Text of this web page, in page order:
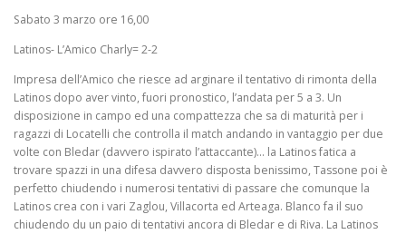
Sabato 3 marzo ore 16,00
Latinos- L’Amico Charly= 2-2
Impresa dell’Amico che riesce ad arginare il tentativo di rimonta della
Latinos dopo aver vinto, fuori pronostico, l’andata per 5 a 3. Un
disposizione in campo ed una compattezza che sa di maturità per i
ragazzi di Locatelli che controlla il match andando in vantaggio per due
volte con Bledar (davvero ispirato l’attaccante)… la Latinos fatica a
trovare spazzi in una difesa davvero disposta benissimo, Tassone poi è
perfetto chiudendo i numerosi tentativi di passare che comunque la
Latinos crea con i vari Zaglou, Villacorta ed Arteaga. Blanco fa il suo
chiudendo du un paio di tentativi ancora di Bledar e di Riva. La Latinos